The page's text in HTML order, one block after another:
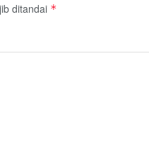
ditandai *